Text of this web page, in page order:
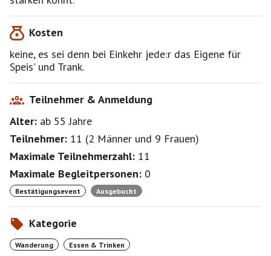
Kosten
keine, es sei denn bei Einkehr jede:r das Eigene für
Speis' und Trank.
Teilnehmer & Anmeldung
Alter: ab 55Jahre
Teilnehmer: 11 (2 Männer und 9 Frauen)
Maximale Teilnehmerzahl: 11
Maximale Begleitpersonen: 0
Bestätigungsevent Ausgebucht
Kategorie
Wanderung Essen & Trinken